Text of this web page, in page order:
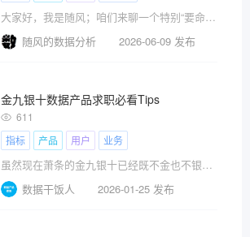
大家好，我是随风；咱们来聊一个特别“要命”的话题。
随风的数据分析
2026-06-09 发布
金九银十数据产品求职必看Tips
611
指标
产品 用户 业务
虽然现在萧条的金九银十已经既不金也不银了，但对
数据干饭人
2026-01-25 发布